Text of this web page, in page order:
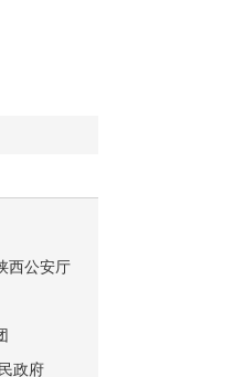
西公安厅
政府